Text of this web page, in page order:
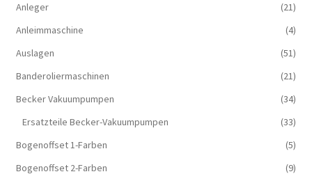
Anleger
(21)
Anleimmaschine
(4)
Auslagen
(51)
Banderoliermaschinen
(21)
Becker Vakuumpumpen
(34)
Ersatzteile Becker-Vakuumpumpen
(33)
Bogenoffset 1-Farben
(5)
Bogenoffset 2-Farben
(9)